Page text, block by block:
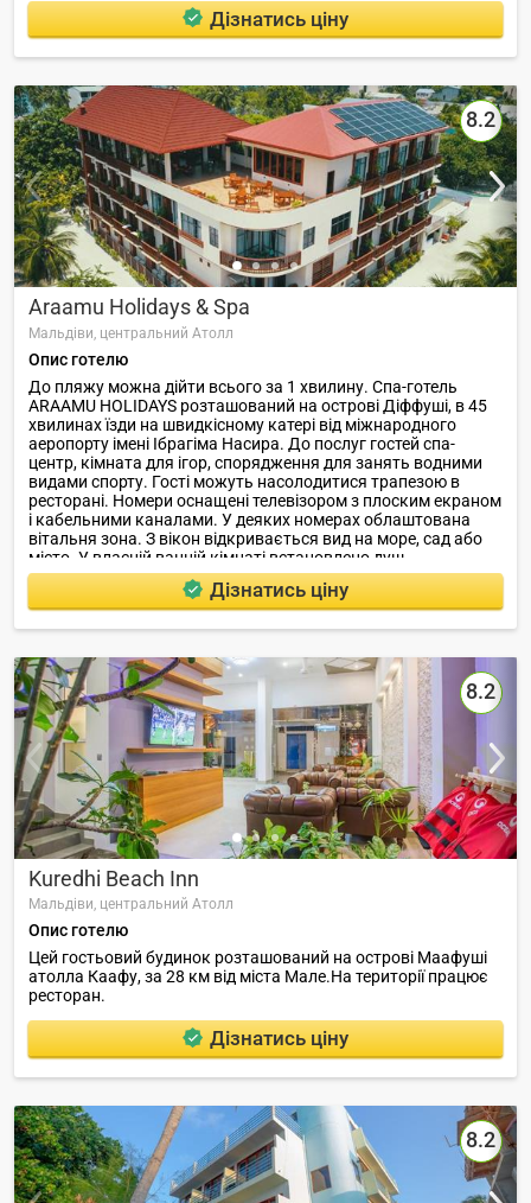
Дізнатись ціну
8.2
Araamu Holidays & Spa
Мальдіви, центральний Атолл
Опис готелю
До пляжу можна дійти всього за 1 хвилину. Спа-готель
ARAAMU HOLIDAYS розташований на острові Діффуші, в 45
хвилинах їзди на швидкісному катері від міжнародного
аеропорту імені Ібрагіма Насира. До послуг гостей спа-
центр, кімната для ігор, спорядження для занять водними
видами спорту. Гості можуть насолодитися трапезою в
ресторані. Номери оснащені телевізором з плоским екраном
і кабельними каналами. У деяких номерах облаштована
вітальня зона. З вікон відкривається вид на море, сад або
місто. У власній ванній кімнаті встановлено душ.
Дізнатись ціну
8.2
Kuredhi Beach Inn
Мальдіви, центральний Атолл
Опис готелю
Цей гостьовий будинок розташований на острові Маафуші
атолла Каафу, за 28 км від міста Мале.На території працює
ресторан.
Дізнатись ціну
8.2